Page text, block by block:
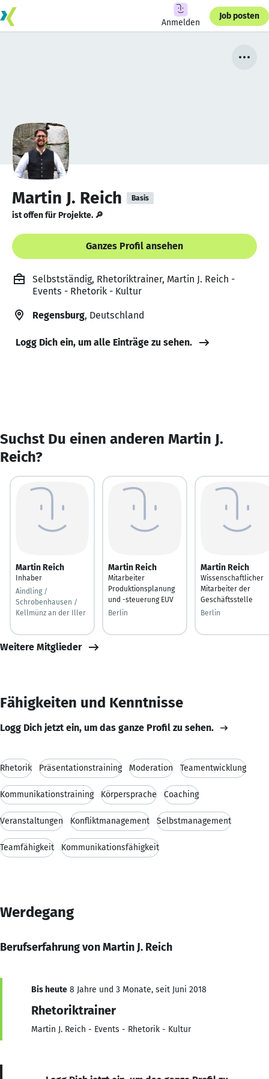
Anmelden
Job posten
Martin J. Reich Basis
ist offen für Projekte. 🔎
Ganzes Profil ansehen
Selbstständig, Rhetoriktrainer, Martin J. Reich -
Events - Rhetorik - Kultur
Regensburg, Deutschland
Logg Dich ein, um alle Einträge zu sehen.
Suchst Du einen anderen Martin J.
Reich?
Martin Reich
Inhaber
Aindling /
Schrobenhausen /
Kellmünz an der Iller
Martin Reich
Mitarbeiter
Produktionsplanung
und -steuerung EUV
Berlin
Martin Reich
Wissenschaftlicher
Mitarbeiter der
Geschäftsstelle
Berlin
Weitere Mitglieder
Fähigkeiten und Kenntnisse
Logg Dich jetzt ein, um das ganze Profil zu sehen.
Rhetorik Präsentationstraining Moderation Teamentwicklung
Kommunikationstraining Körpersprache Coaching
Veranstaltungen Konfliktmanagement Selbstmanagement
Teamfähigkeit Kommunikationsfähigkeit
Werdegang
Berufserfahrung von Martin J. Reich
Bis heute 8 Jahre und 3 Monate, seit Juni 2018
Rhetoriktrainer
Martin J. Reich - Events - Rhetorik - Kultur